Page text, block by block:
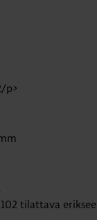
p>
tilattava